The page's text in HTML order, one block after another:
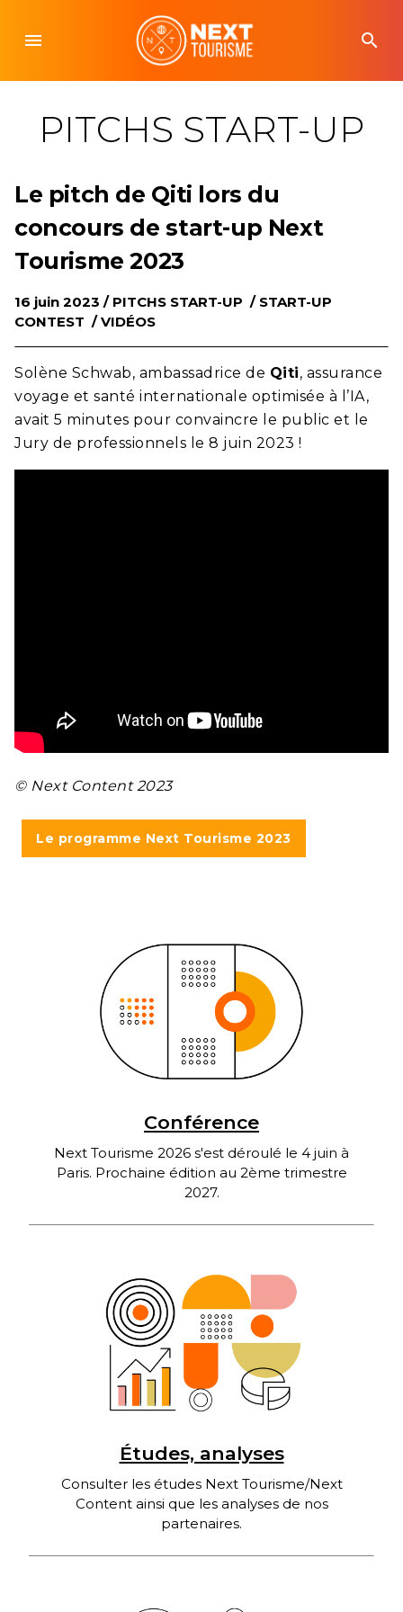
content
menu search
PITCHS START-UP
Le pitch de Qiti lors du
concours de start-up Next
Tourisme 2023
16 juin 2023 / PITCHS START-UP / START-UP
CONTEST /VIDÉOS
Solène Schwab, ambassadrice de Qiti, assurance
voyage et santé internationale optimisée à l’IA,
avait 5 minutes pour convaincre le public et le
Jury de professionnels le 8 juin 2023 !
© Next Content 2023
Le programme Next Tourisme 2023
Conférence
Next Tourisme 2026 s'est déroulé le 4 juin à
Paris. Prochaine édition au 2ème trimestre
2027.
Études, analyses
Consulter les études Next Tourisme/Next
Content ainsi que les analyses de nos
partenaires.